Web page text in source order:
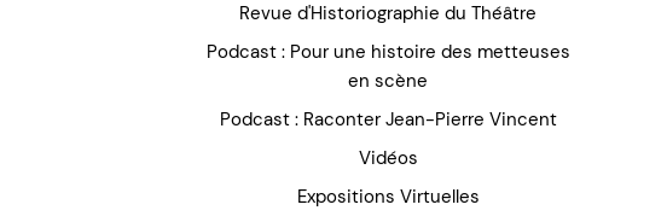
Revue d'Historiographie du Théâtre
Podcast : Pour une histoire des metteuses
en scène
Podcast : Raconter Jean-Pierre Vincent
Vidéos
Expositions Virtuelles